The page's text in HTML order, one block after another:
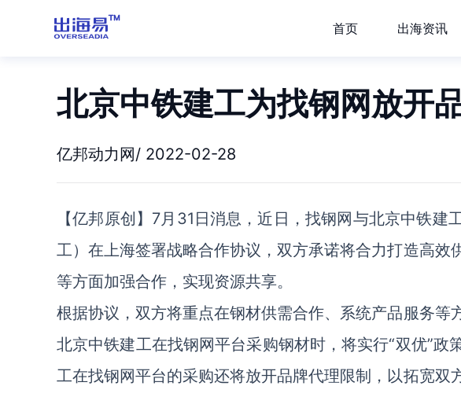
首页 出海资讯
北京中铁建工为找钢网放开
亿邦动力网/ 2022-02-28
【亿邦原创】7月31日消息，近日，找钢网与北京中铁
工）在上海签署战略合作协议，双方承诺将合力打造高效
等方面加强合作，实现资源共享。
根据协议，双方将重点在钢材供需合作、系统产品服务等
北京中铁建工在找钢网平台采购钢材时，将实行“双优”政
工在找钢网平台的采购还将放开品牌代理限制，以拓宽双